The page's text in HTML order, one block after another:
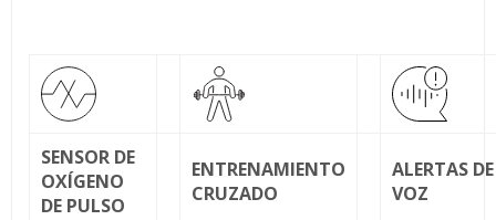
SENSOR DE
OXÍGENO
DE PULSO
ENTRENAMIENTO
CRUZADO
ALERTAS DE
VOZ